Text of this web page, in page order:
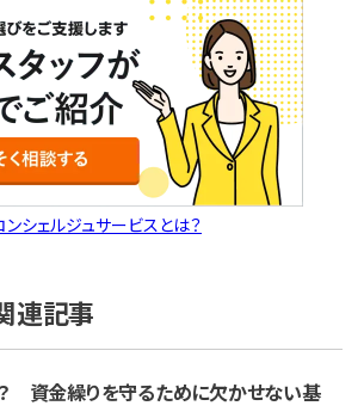
ンシェルジュサービスとは？
連記事
資金繰りを守るために欠かせない基